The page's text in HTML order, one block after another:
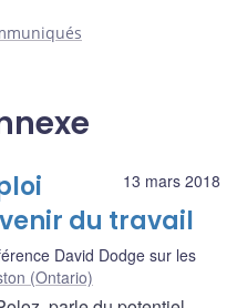
13 mars 2018
du travail
David Dodge sur les
(Ontario)